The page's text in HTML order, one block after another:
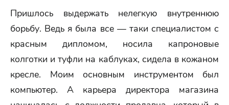
Пришлось выдержать нелегкую внутреннюю
борьбу. Ведь я была все — таки специалистом с
красным дипломом, носила капроновые
колготки и туфли на каблуках, сидела в кожаном
кресле. Моим основным инструментом был
компьютер. А карьера директора магазина